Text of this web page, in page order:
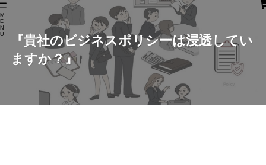
M
E
N
U
『貴社のビジネスポリシーは浸透してい
ますか？』